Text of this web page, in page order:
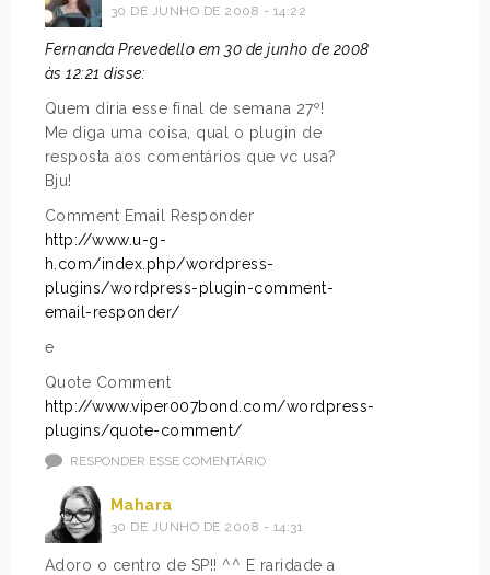
30 DE JUNHO DE 2008 - 14:22
Fernanda Prevedello em 30 de junho de 2008
às 12:21 disse:
Quem diria esse final de semana 27º!
Me diga uma coisa, qual o plugin de
resposta aos comentários que vc usa?
Bju!
Comment Email Responder
http://www.u-g-
h.com/index.php/wordpress-
plugins/wordpress-plugin-comment-
email-responder/
e
Quote Comment
http://www.viper007bond.com/wordpress-
plugins/quote-comment/
RESPONDER ESSE COMENTÁRIO
Mahara
30 DE JUNHO DE 2008 - 14:31
Adoro o centro de SP!! ^^ E raridade a